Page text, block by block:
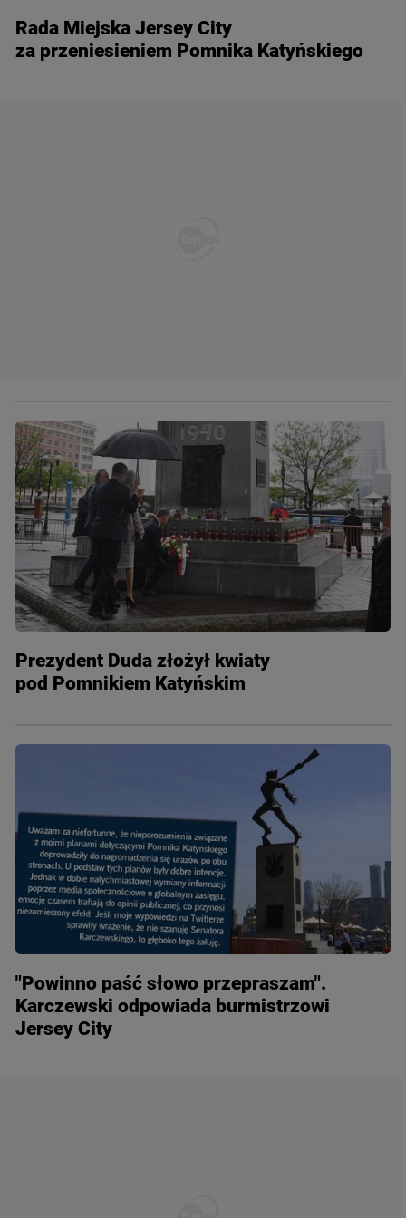
Rada Miejska Jersey City
za przeniesieniem Pomnika Katyńskiego
Prezydent Duda złożył kwiaty
pod Pomnikiem Katyńskim
"Powinno paść słowo przepraszam".
Karczewski odpowiada burmistrzowi
Jersey City